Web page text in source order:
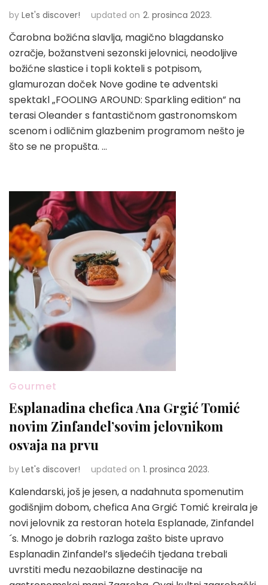
by Let's discover! updated on 2. prosinca 2023.
Čarobna božićna slavlja, magično blagdansko
ozračje, božanstveni sezonski jelovnici, neodoljive
božićne slastice i topli kokteli s potpisom,
glamurozan doček Nove godine te adventski
spektakl „FOOLING AROUND: Sparkling edition” na
terasi Oleander s fantastičnom gastronomskom
scenom i odličnim glazbenim programom nešto je
što se ne propušta. …
Gourmet
Esplanadina chefica Ana Grgić Tomić
novim Zinfandel’sovim jelovnikom
osvaja na prvu
by Let's discover! updated on 1. prosinca 2023.
Kalendarski, još je jesen, a nadahnuta spomenutim
godišnjim dobom, chefica Ana Grgić Tomić kreirala je
novi jelovnik za restoran hotela Esplanade, Zinfandel
´s. Mnogo je dobrih razloga zašto biste upravo
Esplanadin Zinfandel’s sljedećih tjedana trebali
uvrstiti među nezaobilazne destinacije na